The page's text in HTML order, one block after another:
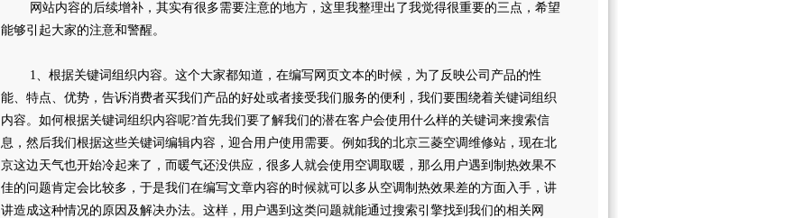
网站内容的后续增补，其实有很多需要注意的地方，这里我整理出了我觉得很重要的三点，希望
能够引起大家的注意和警醒。
1、根据关键词组织内容。这个大家都知道，在编写网页文本的时候，为了反映公司产品的性
能、特点、优势，告诉消费者买我们产品的好处或者接受我们服务的便利，我们要围绕着关键词组织
内容。如何根据关键词组织内容呢?首先我们要了解我们的潜在客户会使用什么样的关键词来搜索信
息，然后我们根据这些关键词编辑内容，迎合用户使用需要。例如我的北京三菱空调维修站，现在北
京这边天气也开始冷起来了，而暖气还没供应，很多人就会使用空调取暖，那么用户遇到制热效果不
佳的问题肯定会比较多，于是我们在编写文章内容的时候就可以多从空调制热效果差的方面入手，讲
讲造成这种情况的原因及解决办法。这样，用户遇到这类问题就能通过搜索引擎找到我们的相关网